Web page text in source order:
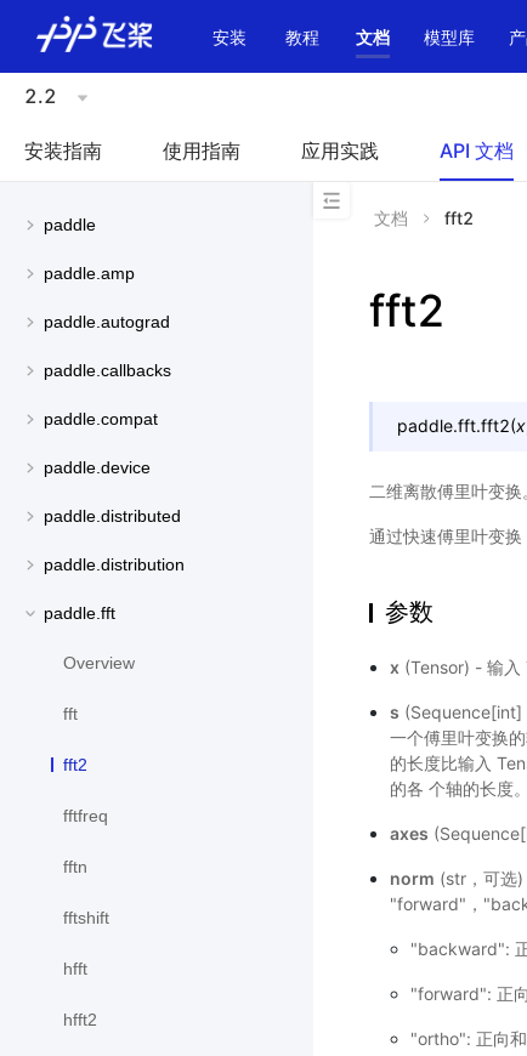
安装 教程 文档 模型库
2.2
安装指南 使用指南 应用实践 API 文档
paddle
paddle.amp
paddle.autograd
paddle.callbacks
paddle.compat
paddle.device
paddle.distributed
paddle.distribution
paddle.fft
Overview
fft
fft2
fftfreq
fftn
fftshift
hfft
hfft2
文档 fft2
fft2
paddle.fft.fft2(x
二维离散傅里叶变换
通过快速傅里叶变换
参数
x (Tensor) - 输入
s (Sequence[int]
一个傅里叶变换
的长度比输入
的各 个轴的长度。
axes
norm (str，可选
"forward"，
"backward":
"forward": 正
"ortho": 正向